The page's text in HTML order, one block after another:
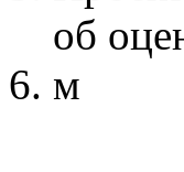
об
м